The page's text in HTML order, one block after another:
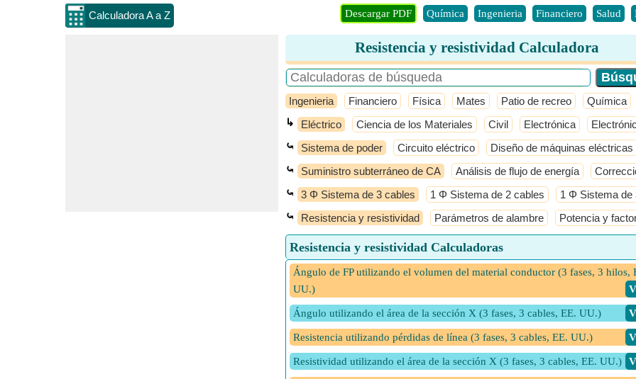
Calculadora A a Z Descargar PDF Química Ingenieria Financiero Salud
Resistencia y resistividad Calculadora
Ingenieria Financiero Física Mates Patio de recreo Química
↳ Eléctrico Ciencia de los Materiales Civil Electrónica
⤿ Sistema de poder Circuito eléctrico Diseño de máquinas eléctricas
⤿ Suministro subterráneo de CA Análisis de flujo de energía
⤿ 3 Φ Sistema de 3 cables 1 Φ Sistema de 2 cables 1 Φ Sistema de
⤿ Resistencia y resistividad Parámetros de alambre Potencia y
Resistencia y resistividad Calculadoras
Ángulo de FP utilizando el volumen del material conductor (3 fases, 3 hilos,
UU.)
Ángulo utilizando el área de la sección X (3 fases, 3 cables, EE. UU.)
Resistencia utilizando pérdidas de línea (3 fases, 3 cables, EE. UU.)
Resistividad utilizando el área de la sección X (3 fases, 3 cables, EE. UU.)